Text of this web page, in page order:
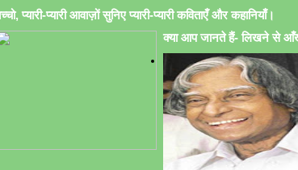
प्यारी-प्यारी आवाज़ों सुनिए प्यारी-प्यारी कविताएँ और कहानियाँ।
क्या आप जानते हैं- लिखने से